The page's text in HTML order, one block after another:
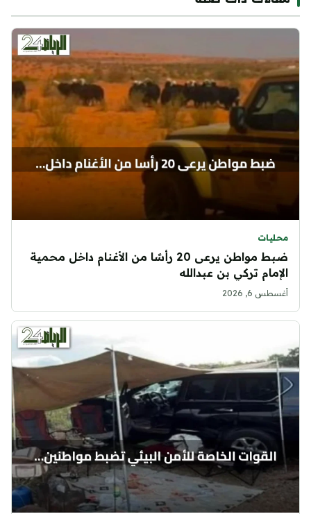
محليات
ضبط مواطن يرعى 20 رأسًا من الأغنام داخل محمية
الإمام تركي بن عبدالله
أغسطس 6, 2026